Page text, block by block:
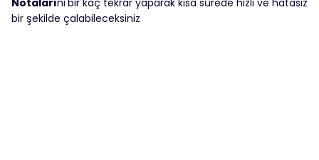
bir şekilde çalabileceksiniz